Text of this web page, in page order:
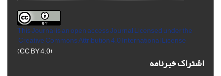
This Journal is an open access Journal Licensedunder the
Creative Commons Attribution 4.0 International License
(CC BY 4.0)
اشتراک خبرنامه